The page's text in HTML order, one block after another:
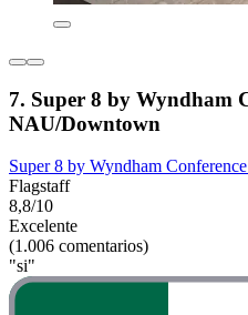
7. Super 8 by Wyndham
NAU/Downtown
Super 8 by Wyndham
Flagstaff
8,8/10
Excelente
(1.006 comentarios)
"si"